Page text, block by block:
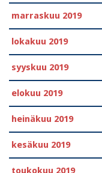
marraskuu 2019
lokakuu 2019
syyskuu 2019
elokuu 2019
heinäkuu 2019
kesäkuu 2019